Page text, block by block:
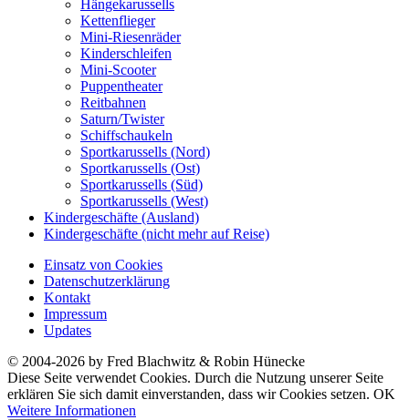
Hängekarussells
Kettenflieger
Mini-Riesenräder
Kinderschleifen
Mini-Scooter
Puppentheater
Reitbahnen
Saturn/Twister
Schiffschaukeln
Sportkarussells (Nord)
Sportkarussells (Ost)
Sportkarussells (Süd)
Sportkarussells (West)
Kindergeschäfte (Ausland)
Kindergeschäfte (nicht mehr auf Reise)
Einsatz von Cookies
Datenschutzerklärung
Kontakt
Impressum
Updates
© 2004-2026 by Fred Blachwitz & Robin Hünecke
Diese Seite verwendet Cookies. Durch die Nutzung unserer Seite
erklären Sie sich damit einverstanden, dass wir Cookies setzen. OK
Weitere Informationen